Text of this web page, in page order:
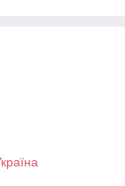
так як в